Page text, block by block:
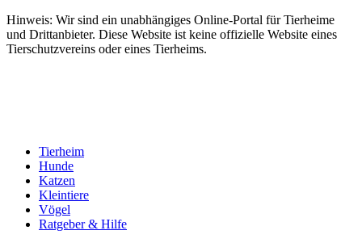
Hinweis: Wir sind ein unabhängiges Online-Portal für Tierheime
und Drittanbieter. Diese Website ist keine offizielle Website eines
Tierschutzvereins oder eines Tierheims.
Tierheim
Hunde
Katzen
Kleintiere
Vögel
Ratgeber & Hilfe